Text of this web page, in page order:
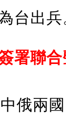
台出
署聯
俄兩